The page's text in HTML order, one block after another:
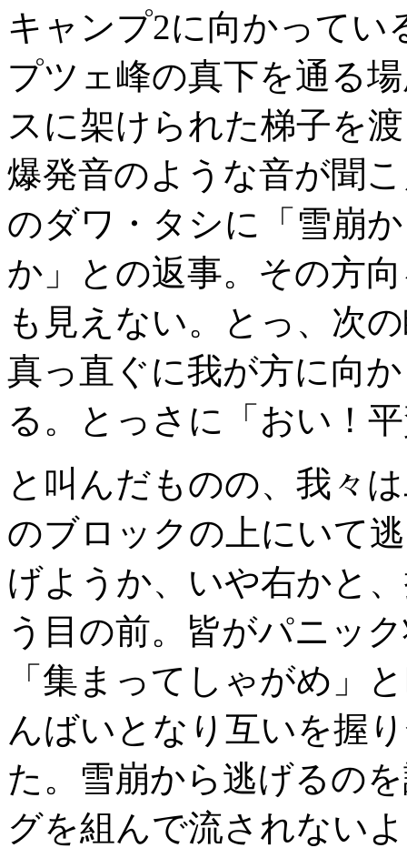
キャンプ2に向かってい
プツェ峰の真下を通る
スに架けられた梯子を
爆発音のような音が聞
のダワ・タシに「雪崩
か」との返事。その方
も見えない。とっ、次
真っ直ぐに我が方に向
る。とっさに「おい！
と叫んだものの、我々
のブロックの上にいて
げようか、いや右かと
う目の前。皆がパニッ
「集まってしゃがめ」
んばいとなり互いを握
た。雪崩から逃げるの
グを組んで流されない